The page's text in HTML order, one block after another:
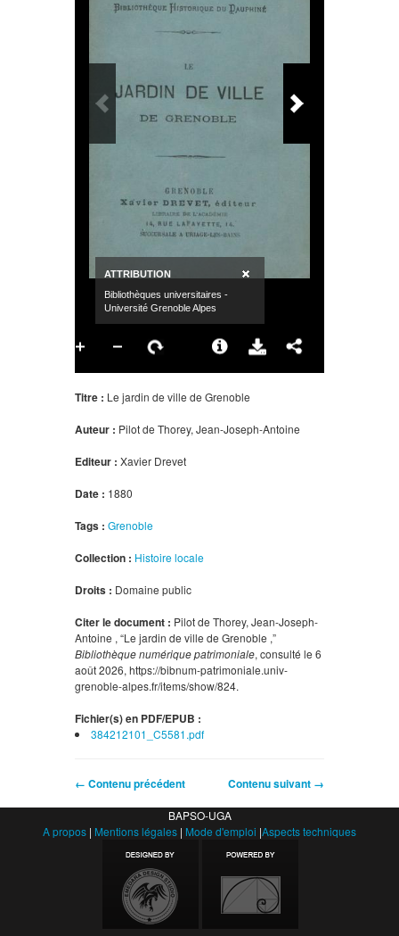
Titre : Le jardin de ville de Grenoble
Auteur : Pilot de Thorey, Jean-Joseph-Antoine
Editeur : Xavier Drevet
Date : 1880
Tags : Grenoble
Collection : Histoire locale
Droits : Domaine public
Citer le document : Pilot de Thorey, Jean-Joseph-
Antoine , “Le jardin de ville de Grenoble ,”
Bibliothèque numérique patrimoniale, consulté le 6
août 2026, https://bibnum-patrimoniale.univ-
grenoble-alpes.fr/items/show/824.
Fichier(s) en PDF/EPUB :
384212101_C5581.pdf
← Contenu précédent Contenu suivant →
BAPSO-UGA
A propos | Mentions légales | Mode d'emploi |Aspects techniques